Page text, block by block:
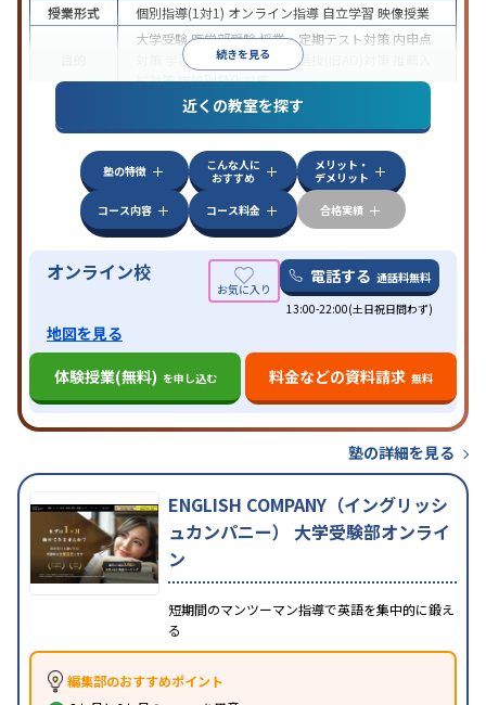
続きを見る
授業形式
個別指導(1対1) オンライン指導 自立学習 映像授業
大学受験医学部受験授業・定期テスト対策 内申点
学習習慣の定着 総合型選抜(旧AO)対策
試対策学校別特化対策
特徴
中高一貫校生に対応授業の振替可能
学習にPC・タブレットを利用オンライン対応1
科目から受講可能
近くの教室を探す
塾の特徴
こんな人に
おすすめ
メリット・
デメリット
コース内容
コース料金 合格実績
オンライン校 電話する 通話料無料
13:00-22:00(土日祝日問わず)
地図を見る
体験授業(無料) を申し込む 料金などの資料請求 無料
塾の詳細を見る
ENGLISH COMPANY（イングリッシ
ュカンパニー） 大学受験部オンライ
ン
短期間のマンツーマン指導で英語を集中的に鍛え
る
編集部のおすすめポイント